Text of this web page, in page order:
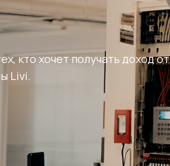
кто хочет получать доход от
Livi.